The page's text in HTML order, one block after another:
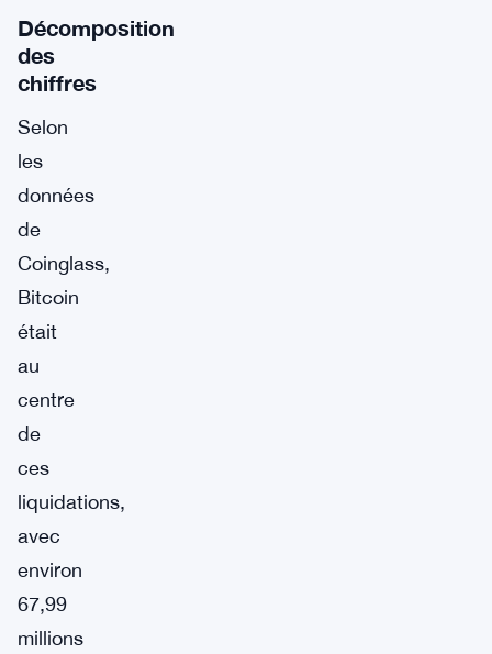
Décomposition
des
chiffres
Selon
les
données
de
Coinglass,
Bitcoin
était
au
centre
de
ces
liquidations,
avec
environ
67,99
millions